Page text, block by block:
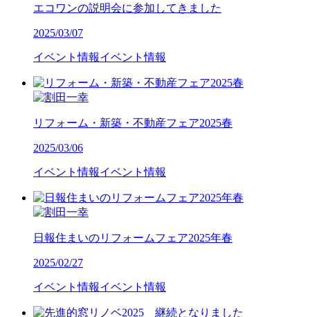
エコワンの説明会に参加してきました
2025/03/07
イベント情報イベント情報
リフォーム・新築・不動産フェア2025春
2025/03/06
イベント情報イベント情報
日報住まいのリフォームフェア2025年春
2025/02/27
イベント情報イベント情報